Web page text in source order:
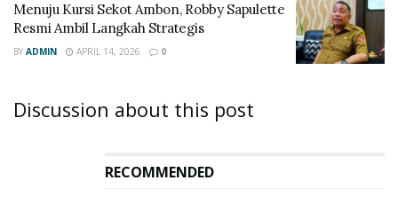
Menuju Kursi Sekot Ambon, Robby Sapulette
Resmi Ambil Langkah Strategis
BY ADMIN APRIL 14, 2026 0
Discussion about this post
RECOMMENDED